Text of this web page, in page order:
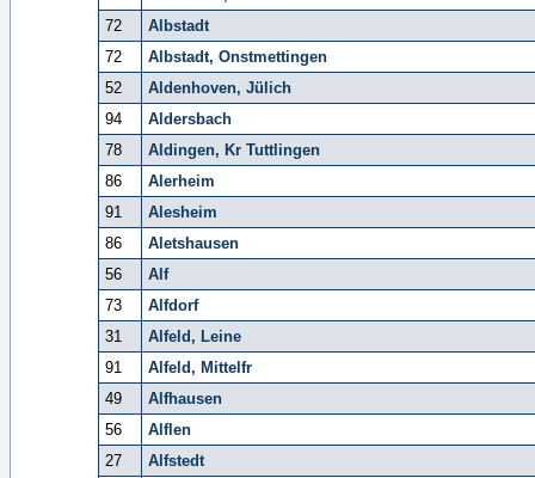
72
Albstadt
72
Albstadt, Onstmettingen
52
Aldenhoven, Jülich
94
Aldersbach
78
Aldingen, Kr Tuttlingen
86
Alerheim
91
Alesheim
86
Aletshausen
56
Alf
73
Alfdorf
31
Alfeld, Leine
91
Alfeld, Mittelfr
49
Alfhausen
56
Alflen
27
Alfstedt